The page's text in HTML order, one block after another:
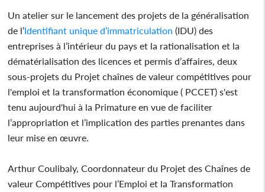
Un atelier sur le lancement des projets de la généralisation
de l’Identifiant unique d’immatriculation (IDU) des
entreprises à l’intérieur du pays et la rationalisation et la
dématérialisation des licences et permis d’affaires, deux
sous-projets du Projet chaînes de valeur compétitives pour
l'emploi et la transformation économique ( PCCET) s'est
tenu aujourd'hui à la Primature en vue de faciliter
l’appropriation et l’implication des parties prenantes dans
leur mise en œuvre.
Arthur Coulibaly, Coordonnateur du Projet des Chaînes de
valeur Compétitives pour l’Emploi et la Transformation